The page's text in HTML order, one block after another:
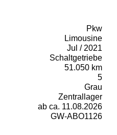
Pkw
Limousine
Jul / 2021
Schaltgetriebe
51.050 km
5
Grau
Zentrallager
ab ca. 11.08.2026
GW-ABO1126